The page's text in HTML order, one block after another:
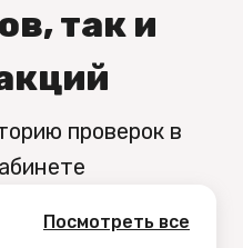
так и
проверок в
Посмотреть все